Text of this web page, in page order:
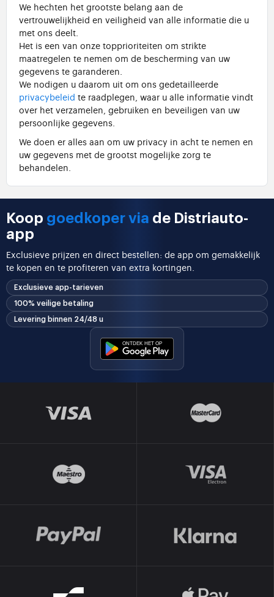
We hechten het grootste belang aan de
vertrouwelijkheid en veiligheid van alle informatie die u
met ons deelt.
Het is een van onze topprioriteiten om strikte
maatregelen te nemen om de bescherming van uw
gegevens te garanderen.
We nodigen u daarom uit om ons gedetailleerde
privacybeleid te raadplegen, waar u alle informatie vindt
over het verzamelen, gebruiken en beveiligen van uw
persoonlijke gegevens.
We doen er alles aan om uw privacy in acht te nemen en
uw gegevens met de grootst mogelijke zorg te
behandelen.
Koop goedkoper via de Distriauto-
app
Exclusieve prijzen en direct bestellen: de app om gemakkelijk
te kopen en te profiteren van extra kortingen.
Exclusieve app-tarieven
100% veilige betaling
Levering binnen 24/48 u